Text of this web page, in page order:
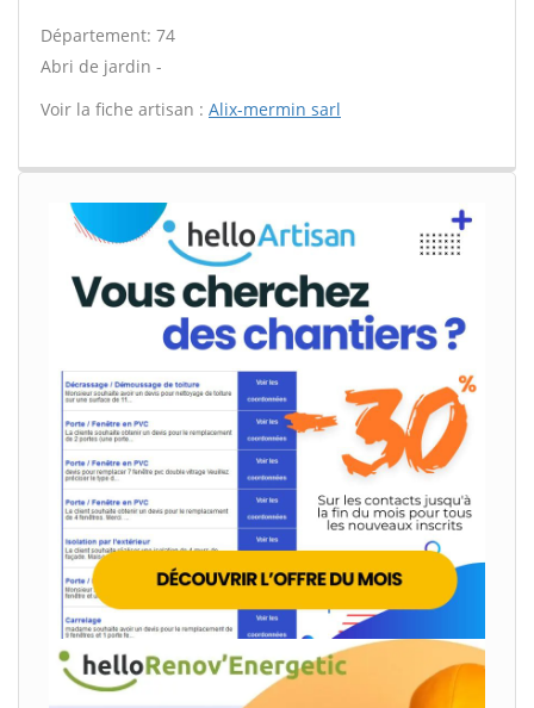
Département: 74
Abri de jardin -
Voir la fiche artisan : Alix-mermin sarl